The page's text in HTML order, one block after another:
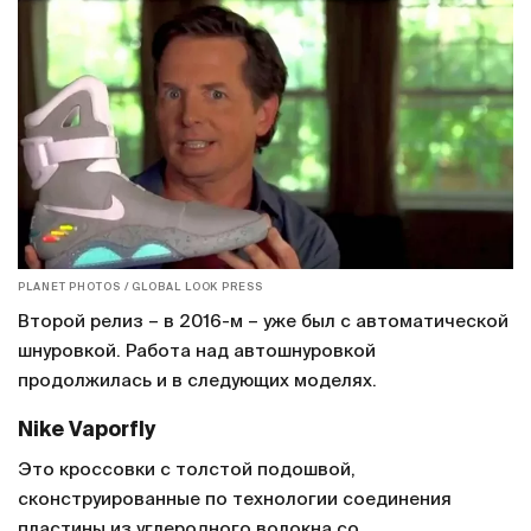
PLANET PHOTOS / GLOBAL LOOK PRESS
Второй релиз – в 2016-м – уже был с автоматической
шнуровкой. Работа над автошнуровкой
продолжилась и в следующих моделях.
Nike Vaporfly
Это кроссовки с толстой подошвой,
сконструированные по технологии соединения